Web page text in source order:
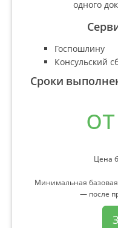
одного
Госпошлину
Консульский
Сроки
Цена
Минимальная
— после